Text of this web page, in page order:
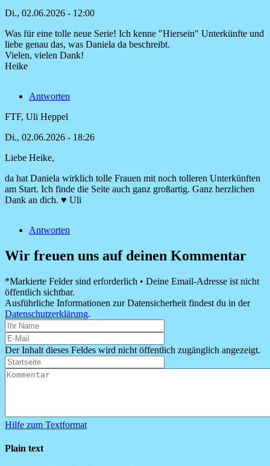
Di., 02.06.2026 - 12:00
Was für eine tolle neue Serie! Ich kenne "Hiersein" Unterkünfte und
liebe genau das, was Daniela da beschreibt.
Vielen, vielen Dank!
Heike
Antworten
FTF, Uli Heppel
Di., 02.06.2026 - 18:26
auf
Was
für
neue…
Heike
Liebe Heike,
da hat Daniela wirklich tolle Frauen mit noch tolleren Unterkünften
am Start. Ich finde die Seite auch ganz großartig. Ganz herzlichen
Dank an dich. ♥ Uli
Antworten
Wir freuen uns auf deinen Kommentar
*Markierte Felder sind erforderlich • Deine Email-Adresse ist nicht
öffentlich sichtbar.
Ausführliche Informationen zur Datensicherheit findest du in der
Datenschutzerklärung.
Der Inhalt dieses Feldes wird nicht öffentlich zugänglich angezeigt.
Hilfe zum Textformat
Plain text